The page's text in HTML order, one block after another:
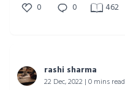
0 0 462
rashi sharma
22 Dec, 2022 | 0 mins read